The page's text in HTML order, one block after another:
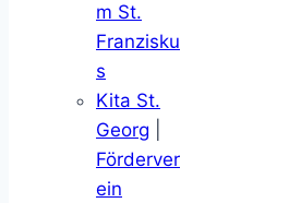
m St.
Franzisku
s
Kita St.
Georg
Förderver
ein